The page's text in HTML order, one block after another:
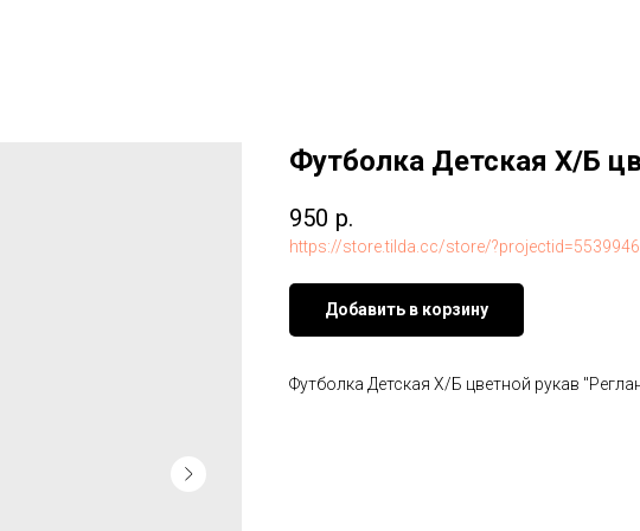
Футболка Детская Х/Б
950 р.
https://store.tilda.cc/store/
Добавить в корзину
Футболка Детская Х/Б цветной рукав